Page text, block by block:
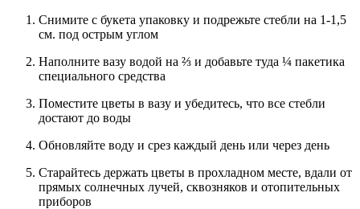
Снимите с букета упаковку и подрежьте стебли на 1-1,5
см. под острым углом
Наполните вазу водой на ⅔ и добавьте туда ¼ пакетика
специального средства
Поместите цветы в вазу и убедитесь, что все стебли
достают до воды
Обновляйте воду и срез каждый день или через день
Старайтесь держать цветы в прохладном месте, вдали от
прямых солнечных лучей, сквозняков и отопительных
приборов